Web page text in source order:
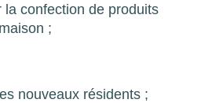
la confection de produits
;
nouveaux résidents ;